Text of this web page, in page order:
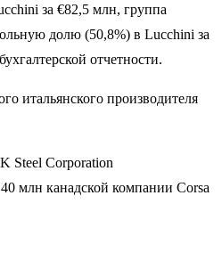
за €82,5 млн, группа
долю (50,8%) в Lucchini за
отчетности.
итальянского производителя
Steel Corporation
млн канадской компании Corsa